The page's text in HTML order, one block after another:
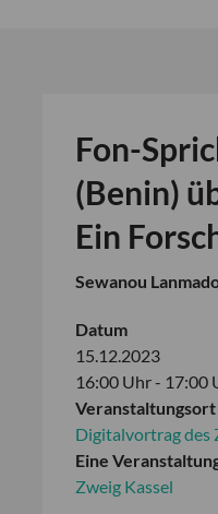
Fon-
(Benin)
Ein
Sewanou
Datum
15.12.2023
16:00 Uhr - 17:00
Veranstaltungsort
Digitalvortrag des
Eine
Zweig Kassel